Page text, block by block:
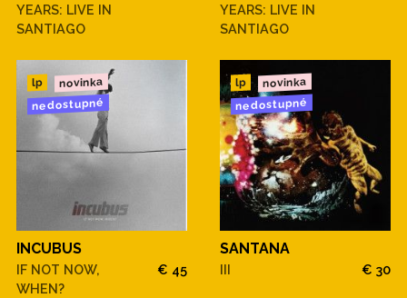
YEARS: LIVE IN
SANTIAGO
YEARS: LIVE IN
SANTIAGO
lp novinka
nedostupné
INCUBUS
IF NOT NOW,
WHEN?
€ 45
lp novinka
nedostupné
SANTANA
€ 30